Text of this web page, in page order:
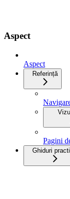
Aspect
Aspect
Referință
Pagini
Ghiduri